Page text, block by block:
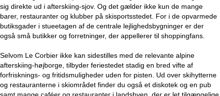
sig direkte ud i afterskiing-sjov. Og det gælder ikke kun de mange
barer, restauranter og klubber på skisportsstedet. For i de opvarmede
butiksgader i stueetagen af de centrale lejlighedsbygninger er der
også små butikker og forretninger, der appellerer til shoppingfans.
Selvom Le Corbier ikke kan sidestilles med de relevante alpine
afterskiing-højborge, tilbyder feriestedet stadig en bred vifte af
forfrisknings- og fritidsmuligheder uden for pisten. Ud over skihytterne
og restauranterne i skiområdet finder du også et diskotek og en pub